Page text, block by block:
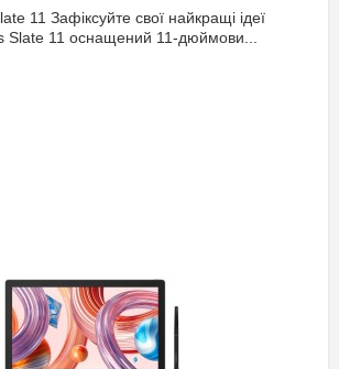
11 Зафіксуйте свої найкращі ідеї
Slate 11 оснащений 11-дюймови...